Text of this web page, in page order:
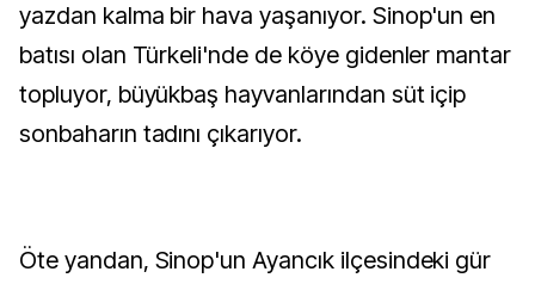
yazdan kalma bir hava yaşanıyor. Sinop'un en
batısı olan Türkeli'nde de köye gidenler mantar
topluyor, büyükbaş hayvanlarından süt içip
sonbaharın tadını çıkarıyor.
Öte yandan, Sinop'un Ayancık ilçesindeki gür